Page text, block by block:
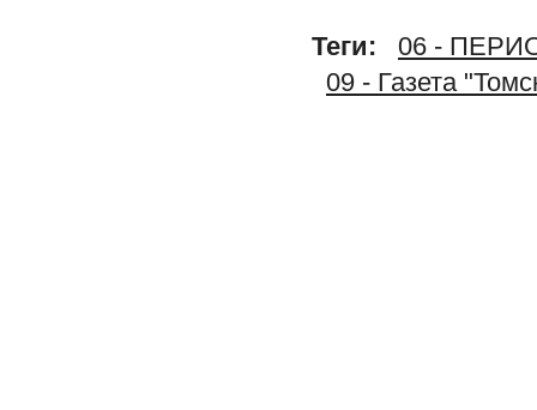
Теги:
06 -
09 - Газета